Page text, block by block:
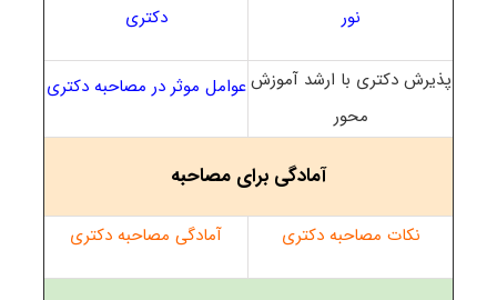
نور
دکتری
پذیرش دکتری با ارشد آموزش
محور
عوامل موثر در مصاحبه دکتری
آمادگی برای مصاحبه
نکات مصاحبه دکتری آمادگی مصاحبه دکتری